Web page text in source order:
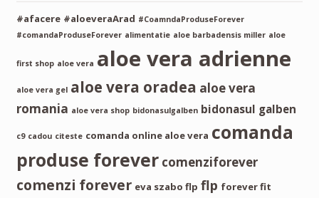
#afacere #aloeveraArad #CoamndaProduseForever
#comandaProduseForever alimentatie aloe barbadensis miller aloe
first shop aloe vera aloe vera adrienne
aloe vera gel aloe vera oradea aloe vera
romania aloe vera shop bidonasulgalben bidonasul galben
c9 cadou citeste comanda online aloe vera comanda
produse forever comenziforever
comenzi forever eva szabo flp flp forever fit